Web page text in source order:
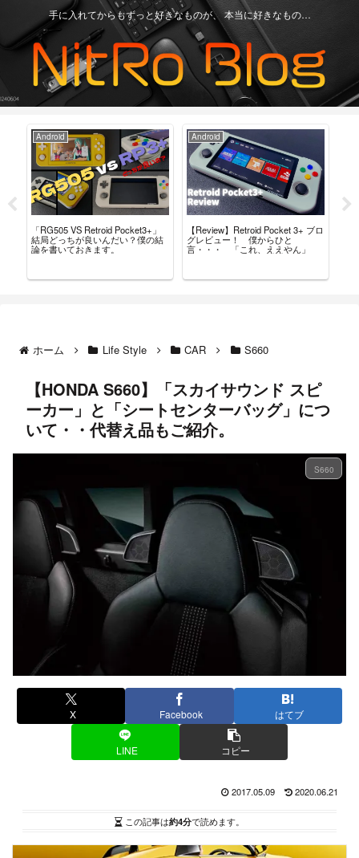
手に入れてからもずっと好きなものが、 本当に好きなもの…
Android
「RG505 VS Retroid Pocket3+」
結局どっちが良いんだい？僕の結
論を書いておきます。
Android
【Review】Retroid Pocket 3+ ブロ
グレビュー！ 僕からひと
言・・・ 「これ、ええやん」
ホーム Life Style CAR S660
【HONDA S660】「スカイサウンド スピ
ーカー」と「シートセンターバッグ」につ
いて・・代替え品もご紹介。
S660
X Facebook はてブ
LINE コピー
2017.05.09 2020.06.21
この記事は約4分で読めます。